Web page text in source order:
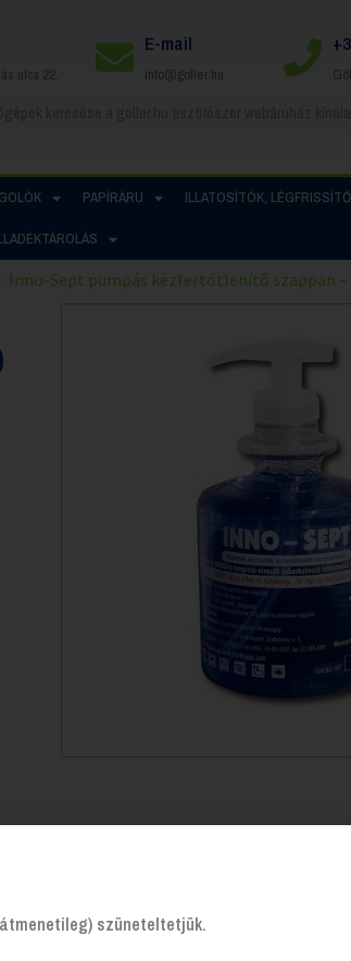
utca 22.
E-mail
info@goller.hu
PAPÍRÁRU ILLATOSÍTÓK,
Inno-Sept pumpás kézfertőtlenítő szappan –
szüneteltetjük.